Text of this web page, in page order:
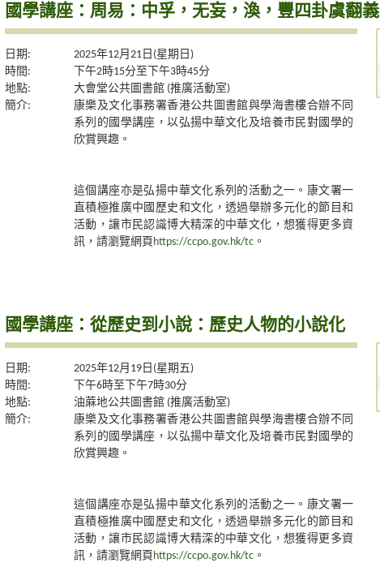
國學講座：周易：中孚，无妄，渙，豐四卦虞翻義
日期:
2025年12月21日(星期日)
時間:
下午2時15分至下午3時45分
地點:
大會堂公共圖書館 (推廣活動室)
簡介:
康樂及文化事務署香港公共圖書館與學海書樓合辦不同
系列的國學講座，以弘揚中華文化及培養市民對國學的
欣賞興趣。
這個講座亦是弘揚中華文化系列的活動之一。康文署一
直積極推廣中國歷史和文化，透過舉辦多元化的節目和
活動，讓市民認識博大精深的中華文化，想獲得更多資
訊，請瀏覽網頁https://ccpo.gov.hk/tc 。
國學講座：從歷史到小說：歷史人物的小說化
日期:
2025年12月19日(星期五)
時間:
下午6時至下午7時30分
地點:
油蔴地公共圖書館 (推廣活動室)
簡介:
康樂及文化事務署香港公共圖書館與學海書樓合辦不同
系列的國學講座，以弘揚中華文化及培養市民對國學的
欣賞興趣。
這個講座亦是弘揚中華文化系列的活動之一。康文署一
直積極推廣中國歷史和文化，透過舉辦多元化的節目和
活動，讓市民認識博大精深的中華文化，想獲得更多資
訊，請瀏覽網頁https://ccpo.gov.hk/tc 。